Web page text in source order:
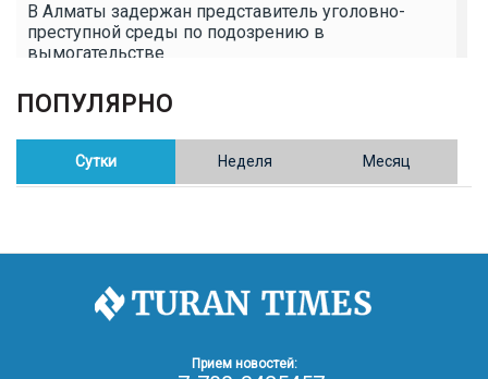
В Алматы задержан представитель уголовно-
преступной среды по подозрению в
вымогательстве
ОБЩЕСТВО
Полицейские пресекли незаконное выращивание
конопли в Таразе
Казахстан возглавил Договор о зоне, свободной от
8 тыс. жителей Степногорска получили перерасчёт
ПОПУЛЯРНО
Сутки Неделя Месяц
Прием новостей: